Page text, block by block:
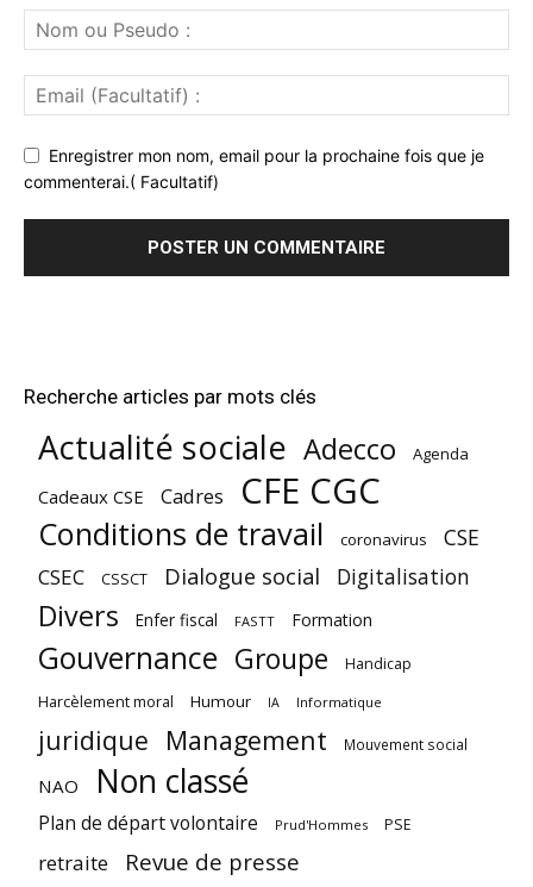
Enregistrer mon nom, email pour la prochaine fois que je
commenterai.( Facultatif)
Recherche articles par mots clés
Actualité sociale Adecco Agenda
Cadeaux CSE Cadres CFE CGC
Conditions de travail coronavirus CSE
CSEC CSSCT Dialogue social Digitalisation
Divers Enfer fiscal FASTT Formation
Gouvernance Groupe Handicap
Harcèlement moral Humour IA Informatique
juridique Management Mouvement social
NAO Non classé
Plan de départ volontaire Prud'Hommes PSE
retraite Revue de presse